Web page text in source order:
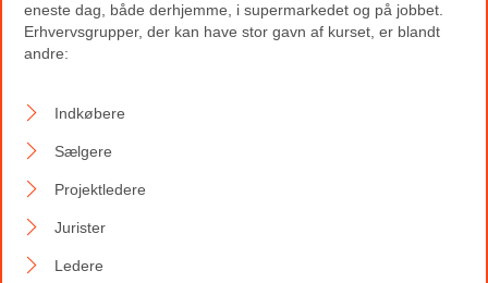
eneste dag, både derhjemme, i supermarkedet og på jobbet.
Erhvervsgrupper, der kan have stor gavn af kurset, er blandt
andre:
Indkøbere
Sælgere
Projektledere
Jurister
Ledere